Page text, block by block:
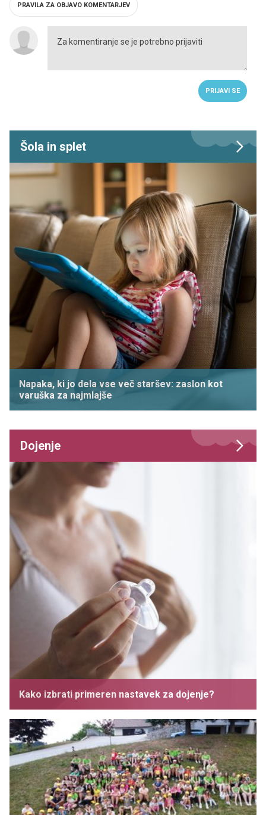
PRAVILA ZA OBJAVO KOMENTARJEV
PRIJAVI SE
Šola in splet
Napaka, ki jo dela vse več staršev: zaslon kot
varuška za najmlajše
Dojenje
Kako izbrati primeren nastavek za dojenje?